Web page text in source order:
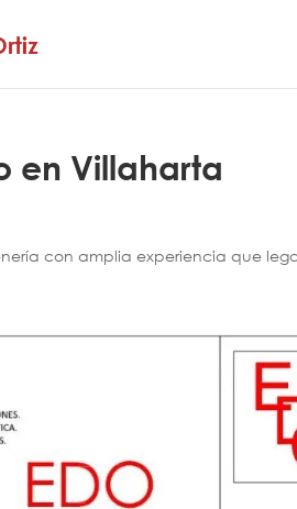
en Villaharta
con amplia experiencia que